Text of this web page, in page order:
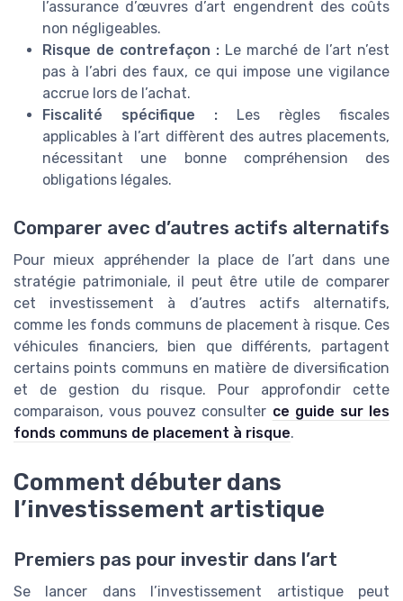
l’assurance d’œuvres d’art engendrent des coûts
non négligeables.
Risque de contrefaçon : Le marché de l’art n’est
pas à l’abri des faux, ce qui impose une vigilance
accrue lors de l’achat.
Fiscalité spécifique : Les règles fiscales
applicables à l’art diffèrent des autres placements,
nécessitant une bonne compréhension des
obligations légales.
Comparer avec d’autres actifs alternatifs
Pour mieux appréhender la place de l’art dans une
stratégie patrimoniale, il peut être utile de comparer
cet investissement à d’autres actifs alternatifs,
comme les fonds communs de placement à risque. Ces
véhicules financiers, bien que différents, partagent
certains points communs en matière de diversification
et de gestion du risque. Pour approfondir cette
comparaison, vous pouvez consulter ce guide sur les
fonds communs de placement à risque.
Comment débuter dans
l’investissement artistique
Premiers pas pour investir dans l’art
Se lancer dans l’investissement artistique peut